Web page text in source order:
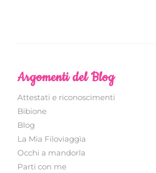
Argomenti del Blog
Attestati e riconoscimenti
Bibione
Blog
La Mia Filoviaggìa
Occhi a mandorla
Parti con me